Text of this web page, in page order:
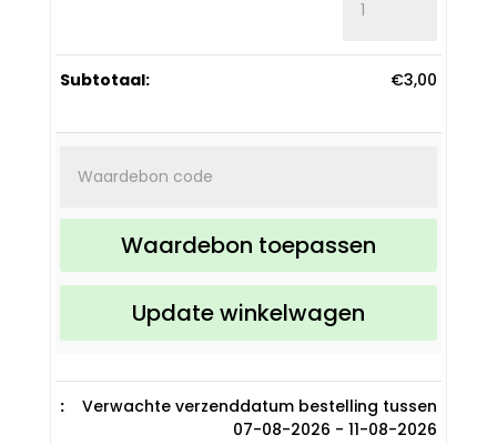
olie
€3,00
Waardebon toepassen
Update winkelwagen
Verwachte verzenddatum bestelling tussen
07-08-2026 - 11-08-2026